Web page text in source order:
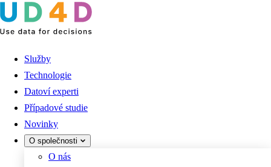
Služby
Technologie
Datoví experti
Případové studie
Novinky
O společnosti
O nás